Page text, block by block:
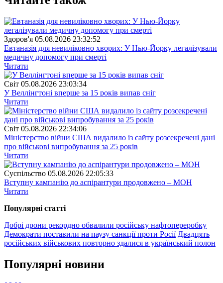
Здоров'я 05.08.2026 23:32:52
Евтаназія для невиліковно хворих: У Нью-Йорку легалізували
медичну допомогу при смерті
Читати
Свiт 05.08.2026 23:03:34
У Веллінгтоні вперше за 15 років випав сніг
Читати
Свiт 05.08.2026 22:34:06
Міністерство війни США видалило із сайту розсекречені дані
про військові випробування за 25 років
Читати
Суспiльство 05.08.2026 22:05:33
Вступну кампанію до аспірантури продовжено – МОН
Читати
Популярнi статтi
Добрі дрони рекордно обвалили російську нафтопереробку
Демократи поставили на паузу санкції проти Росії Двадцять
російських військових повторно здалися в український полон
Популярнi новини